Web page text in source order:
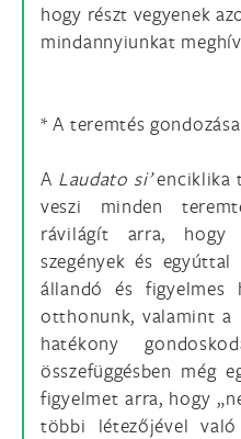
hogy részt vegyenek
mindannyiunkat
* A teremtés
A Laudato si’enciklika
veszi minden
rávilágít arra,
szegények és
állandó és figyelmes
otthonunk, valamint a
hatékony
összefüggésben még
figyelmet arra, hogy
többi létezőjével való